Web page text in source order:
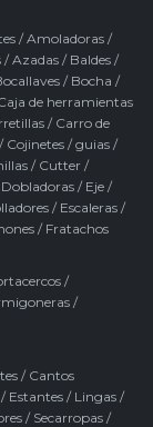
/Amoladoras /
/Azadas / Baldes /
/ Bocha /
de herramientas
/ Carro de
/ Cojinetes / guias /
/ Cutter /
Dobladoras / Eje /
/ Escaleras /
/ Fratachos
/
/
/ Cantos
/ Estantes / Lingas /
/ Secarropas /